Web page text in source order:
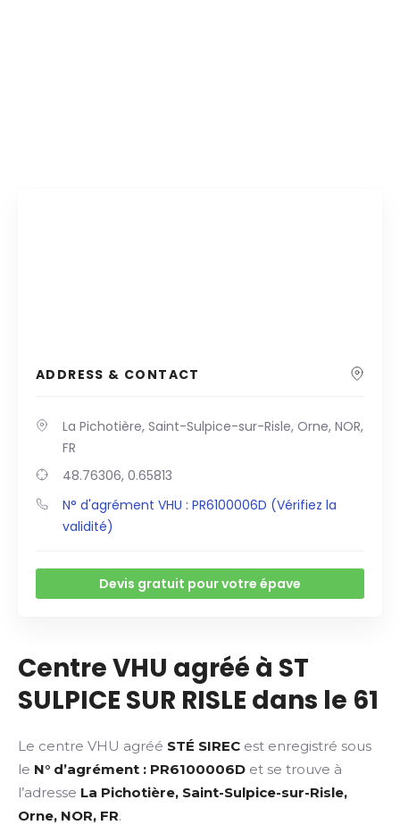
ADDRESS & CONTACT
La Pichotière, Saint-Sulpice-sur-Risle, Orne, NOR,
FR
48.76306, 0.65813
N° d'agrément VHU : PR6100006D (Vérifiez la
validité)
Devis gratuit pour votre épave
Centre VHU agréé à ST
SULPICE SUR RISLE dans le 61
Le centre VHU agréé STÉ SIREC est enregistré sous
le N° d’agrément : PR6100006D et se trouve à
l’adresse La Pichotière, Saint-Sulpice-sur-Risle,
Orne, NOR, FR.